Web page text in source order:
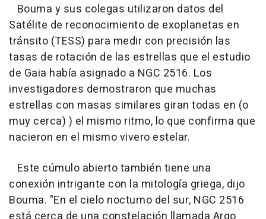
Bouma y sus colegas utilizaron datos del
Satélite de reconocimiento de exoplanetas en
tránsito (TESS) para medir con precisión las
tasas de rotación de las estrellas que el estudio
de Gaia había asignado a NGC 2516. Los
investigadores demostraron que muchas
estrellas con masas similares giran todas en (o
muy cerca) ) el mismo ritmo, lo que confirma que
nacieron en el mismo vivero estelar.
Este cúmulo abierto también tiene una
conexión intrigante con la mitología griega, dijo
Bouma. "En el cielo nocturno del sur, NGC 2516